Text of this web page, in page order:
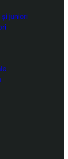
juniori